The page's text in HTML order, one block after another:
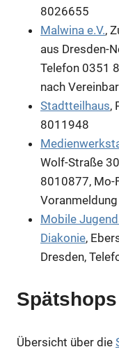
8026655
Malwina e.V.,
aus Dresden-
Telefon 0351
nach
Stadtteilhaus,
8011948
Wolf-Straße
8010877, Mo-
Voranmeldung
Mobile
Diakonie,
Dresden,
Spätshops
Übersicht über die